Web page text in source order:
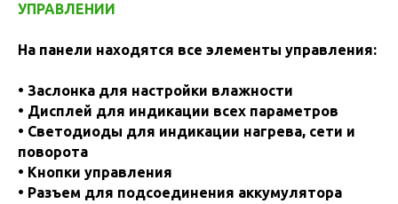
УПРАВЛЕНИИ
На панели находятся все элементы управления:
• Заслонка для настройки влажности
• Дисплей для индикации всех параметров
• Светодиоды для индикации нагрева, сети и
поворота
• Кнопки управления
• Разъем для подсоединения аккумулятора